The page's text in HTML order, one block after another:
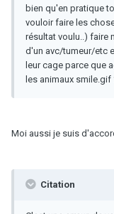
bien qu'en pratique
vouloir faire les
résultat voulu..) faire
d'un avc/tumeur/etc
leur cage parce que
les animaux smile.gif
Moi aussi je suis
Citation